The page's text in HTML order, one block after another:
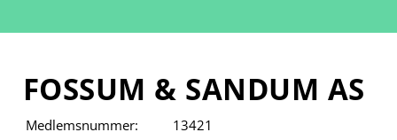
FOSSUM & SANDUM AS
Medlemsnummer:
13421